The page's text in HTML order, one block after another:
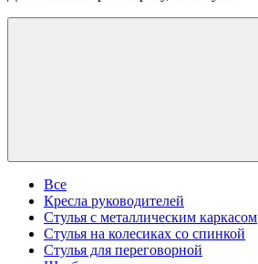
Все
Кресла руководителей
Стулья с металлическим каркасом
Стулья на колесиках со спинкой
Стулья для переговорной